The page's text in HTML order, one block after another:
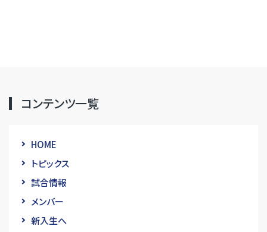
コンテンツ一覧
HOME
トピックス
試合情報
メンバー
新入生へ